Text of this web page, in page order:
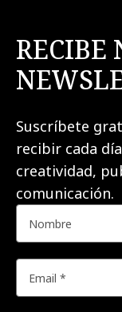
RECIBE
Suscríbete
recibir cada
creatividad,
comunicación.